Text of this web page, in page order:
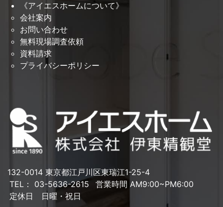
《アイエスホームについて》
会社案内
お問い合わせ
無料現場調査依頼
資料請求
プライバシーポリシー
132-0014 東京都江戸川区東瑞江1-25-4
TEL： 03-5636-2615
営業時間 AM9:00~PM6:00
定休日 日曜・祝日